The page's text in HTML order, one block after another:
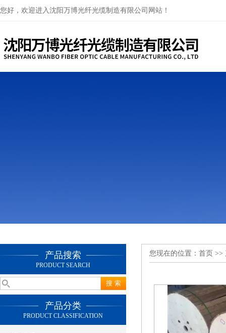
您好，欢迎进入沈阳万博光纤光缆制造有限公司网站！
产品搜索
PRODUCT SEARCH
产品分类
PRODUCT CLASSIFICATION
您现在的位置： 首页 >>